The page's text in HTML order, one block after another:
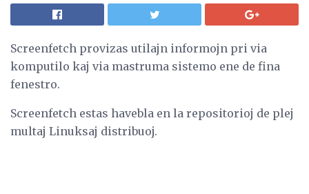
Screenfetch provizas utilajn informojn pri via
komputilo kaj via mastruma sistemo ene de fina
fenestro.
Screenfetch estas havebla en la repositorioj de plej
multaj Linuksaj distribuoj.